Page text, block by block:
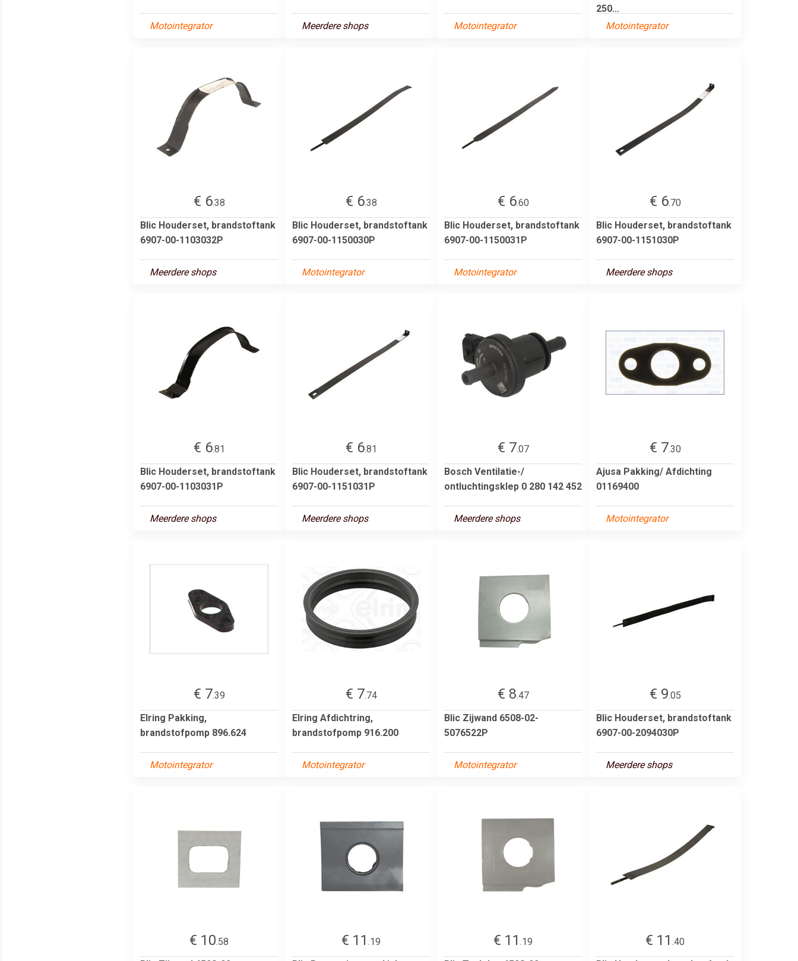
Motointegrator Meerdere shops Motointegrator
250...
Motointegrator
€ 6.38
Blic Houderset, brandstoftank
6907-00-1103032P
Meerdere shops
€ 6.38
Blic Houderset, brandstoftank
6907-00-1150030P
Motointegrator
€ 6.60
Blic Houderset, brandstoftank
6907-00-1150031P
Motointegrator
€ 6.70
Blic Houderset, brandstoftank
6907-00-1151030P
Meerdere shops
€ 6.81
Blic Houderset, brandstoftank
6907-00-1103031P
Meerdere shops
€ 6.81
Blic Houderset, brandstoftank
6907-00-1151031P
Meerdere shops
€ 7.07
Bosch Ventilatie-/
ontluchtingsklep 0 280 142 452
Meerdere shops
€ 7.30
Ajusa Pakking/ Afdichting
01169400
Motointegrator
€ 7.39
Elring Pakking,
brandstofpomp 896.624
Motointegrator
€ 7.74
Elring Afdichtring,
brandstofpomp 916.200
Motointegrator
€ 8.47
Blic Zijwand 6508-02-
5076522P
Motointegrator
€ 9.05
Blic Houderset, brandstoftank
6907-00-2094030P
Meerdere shops
€ 10.58
€ 11 .19
€ 11 .19
€ 11 .40